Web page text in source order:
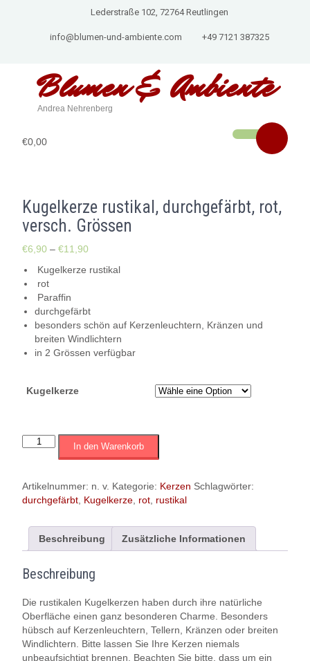
Lederstraße 102, 72764 Reutlingen
info@blumen-und-ambiente.com +49 7121 387325
Blumen & Ambiente
Andrea Nehrenberg
€0,00
Kugelkerze rustikal, durchgefärbt, rot,
versch. Grössen
€6,90 – €11,90
Kugelkerze rustikal
rot
Paraffin
durchgefärbt
besonders schön auf Kerzenleuchtern, Kränzen und
breiten Windlichtern
in 2 Grössen verfügbar
Kugelkerze
Kugelkerze
rot,
versch.
Grössen
In den Warenkorb
Artikelnummer: n. v. Kategorie: Kerzen Schlagwörter:
durchgefärbt Kugelkerze rot rustikal
Beschreibung Zusätzliche Informationen
Beschreibung
Die rustikalen Kugelkerzen haben durch ihre natürliche
Oberfläche einen ganz besonderen Charme. Besonders
hübsch auf Kerzenleuchtern, Tellern, Kränzen oder breiten
Windlichtern. Bitte lassen Sie Ihre Kerzen niemals
unbeaufsichtigt brennen. Beachten Sie bitte, dass um ein